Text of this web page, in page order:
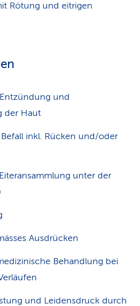
Rötung und eitrigen
und
der Haut
inkl. Rücken und/oder
unter der
Ausdrücken
Behandlung bei
und Leidensdruck durch